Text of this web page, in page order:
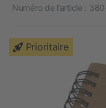
Numéro de l’article :
Prioritaire